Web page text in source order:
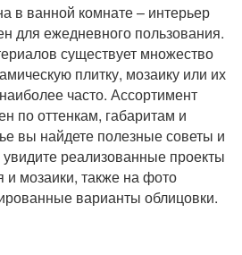
в ванной комнате – интерьер
для ежедневного пользования.
существует множество
плитку, мозаику или их
часто. Ассортимент
по оттенкам, габаритам и
вы найдете полезные советы и
реализованные проекты
мозаики, также на фото
варианты облицовки.